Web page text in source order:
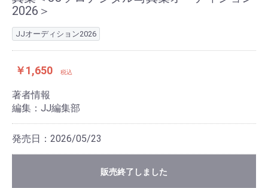
2026＞
JJオーディション2026
￥1,650 税込
著者情報
編集：JJ編集部
発売日：2026/05/23
販売終了しました